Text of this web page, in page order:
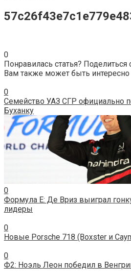
0
Понравилась статья? Поделиться
Вам также может быть интересно
0
Семейство УАЗ СГР официально
Буханку
0
Формула E: Де Вриз выиграл
лидеры
0
Новые Porsche 718 (Boxster и
0
Ф2: Ноэль Леон победил в